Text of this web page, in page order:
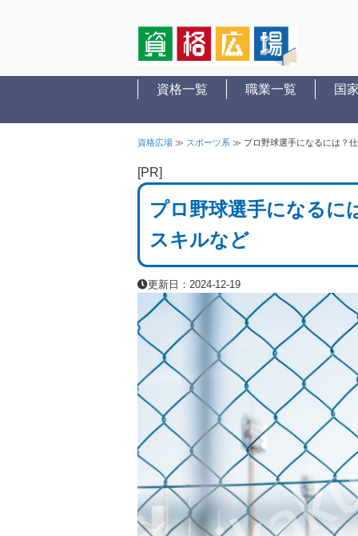
資格一覧 職業一覧 国
資格広場 ≫ スポーツ系 ≫ プロ野球選手になるには？
[PR]
プロ野球選手になるに
スキルなど
更新日：2024-12-19